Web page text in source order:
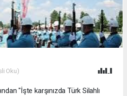
Oku)
"İşte karşınızda Türk Silahlı